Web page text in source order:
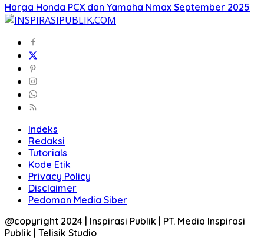
Harga Honda PCX dan Yamaha Nmax September 2025
Indeks
Redaksi
Tutorials
Kode Etik
Privacy Policy
Disclaimer
Pedoman Media Siber
@copyright 2024 | Inspirasi Publik | PT. Media Inspirasi
Publik | Telisik Studio